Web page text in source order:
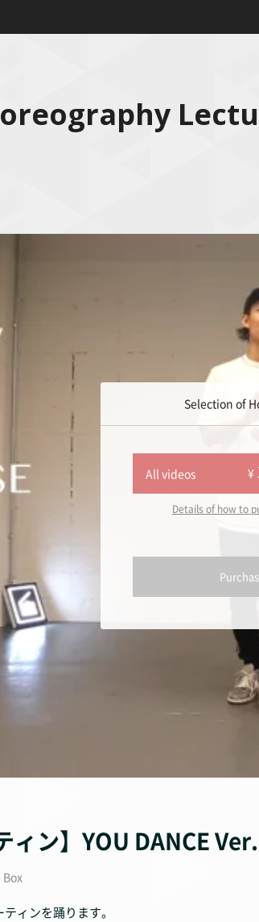
Selection of
All videos ¥
Details of how to
ィン】YOU DANCE
ィンを踊ります。